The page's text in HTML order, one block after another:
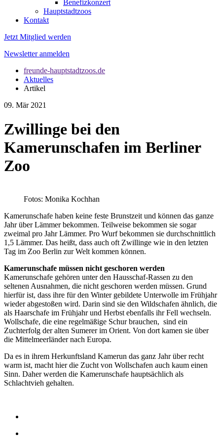
Benefizkonzert
Hauptstadtzoos
Kontakt
Jetzt Mitglied werden
Newsletter anmelden
freunde-hauptstadtzoos.de
Aktuelles
Artikel
09. Mär 2021
Zwillinge bei den
Kamerunschafen im Berliner
Zoo
Fotos: Monika Kochhan
Kamerunschafe haben keine feste Brunstzeit und können das ganze
Jahr über Lämmer bekommen. Teilweise bekommen sie sogar
zweimal pro Jahr Lämmer. Pro Wurf bekommen sie durchschnittlich
1,5 Lämmer. Das heißt, dass auch oft Zwillinge wie in den letzten
Tag im Zoo Berlin zur Welt kommen können.
Kamerunschafe müssen nicht geschoren werden
Kamerunschafe gehören unter den Hausschaf-Rassen zu den
seltenen Ausnahmen, die nicht geschoren werden müssen. Grund
hierfür ist, dass ihre für den Winter gebildete Unterwolle im Frühjahr
wieder abgestoßen wird. Darin sind sie den Wildschafen ähnlich, die
als Haarschafe im Frühjahr und Herbst ebenfalls ihr Fell wechseln.
Wollschafe, die eine regelmäßige Schur brauchen, sind ein
Zuchterfolg der alten Sumerer im Orient. Von dort kamen sie über
die Mittelmeerländer nach Europa.
Da es in ihrem Herkunftsland Kamerun das ganz Jahr über recht
warm ist, macht hier die Zucht von Wollschafen auch kaum einen
Sinn. Daher werden die Kamerunschafe hauptsächlich als
Schlachtvieh gehalten.